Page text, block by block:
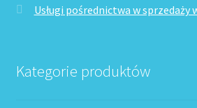
Usługi pośrednictwa w sprzedaży
Kategorie produktów